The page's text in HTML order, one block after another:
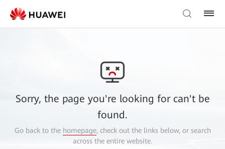
Sorry, the page you're looking for can't be
found.
Go back to the homepage, check out the links below, or search
across the entire website.